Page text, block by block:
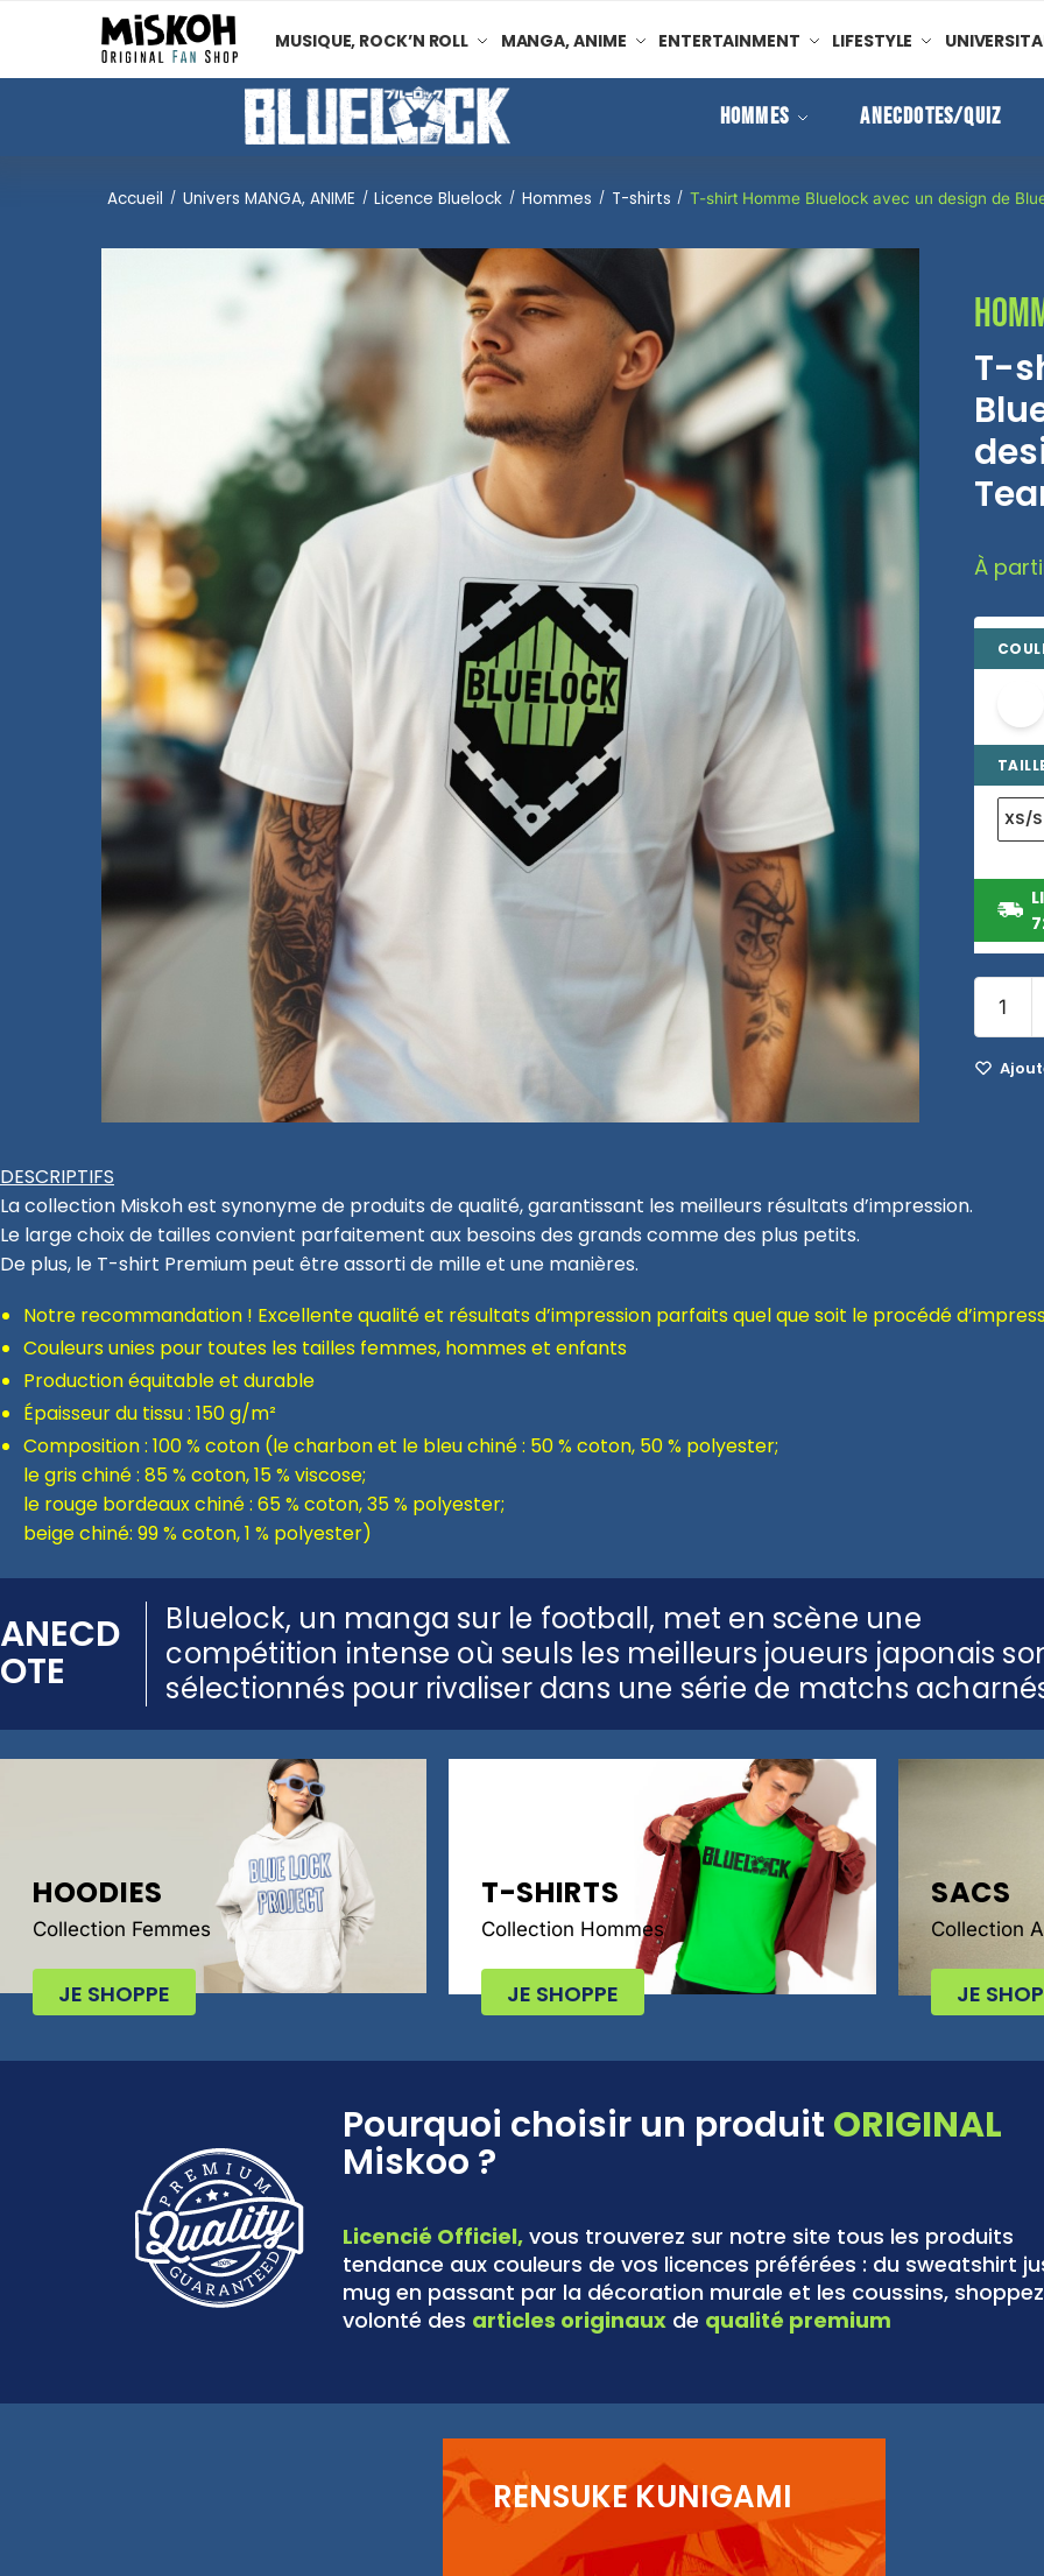
MUSIQUE, ROCK’N ROLL MANGA, ANIME ENTERTAINMENT LIFESTYLE
HOMMES ANECDOTES/QUIZ
Accueil / Univers MANGA, ANIME / Licence Bluelock / Hommes / T-shirts / T-shirt Homme Bluelock avec un design de
T-
À
XS/S
DESCRIPTIFS
La collection Miskoh est synonyme de produits de qualité, garantissant les meilleurs résultats d’impression.
Le large choix de tailles convient parfaitement aux besoins des grands comme des plus petits.
De plus, le T-shirt Premium peut être assorti de mille et une manières.
Notre recommandation ! Excellente qualité et résultats d’impression parfaits quel que soit le procédé
Couleurs unies pour toutes les tailles femmes, hommes et enfants
Production équitable et durable
Épaisseur du tissu : 150 g/m²
Composition : 100 % coton (le charbon et le bleu chiné : 50 % coton, 50 % polyester;
le gris chiné : 85 % coton, 15 % viscose;
le rouge bordeaux chiné : 65 % coton, 35 % polyester;
beige chiné: 99 % coton, 1 % polyester)
ANECD
OTE
Bluelock, un manga sur le football, met en scène une
compétition intense où seuls les meilleurs joueurs japonais
sélectionnés pour rivaliser dans une série de matchs
HOODIES
Collection Femmes
JE SHOPPE
T-SHIRTS
Collection Hommes
JE SHOPPE
SACS
Collection
JE
Pourquoi choisir un produit ORIGINAL
Miskoo ?
Licencié Officiel, vous trouverez sur notre site tous les produits
tendance aux couleurs de vos licences préférées : du sweatshirt
mug en passant par la décoration murale et les coussins,
volonté des articles originaux de qualité premium
RENSUKE KUNIGAMI